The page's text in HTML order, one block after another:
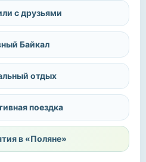
с друзьями
Байкал
отдых
поездка
в «Поляне»